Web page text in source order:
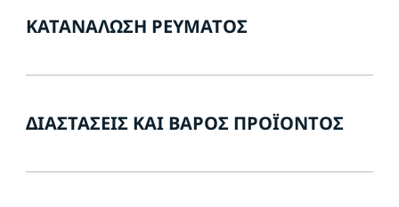
ΚΑΤΑΝΆΛΩΣΗ ΡΕΎΜΑΤΟΣ
ΔΙΑΣΤΆΣΕΙΣ ΚΑΙ ΒΆΡΟΣ ΠΡΟΪΌΝΤΟΣ